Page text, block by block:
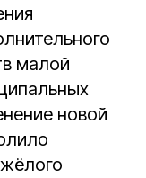
малой
новой